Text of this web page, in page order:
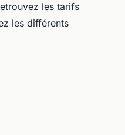
les tarifs
les différents